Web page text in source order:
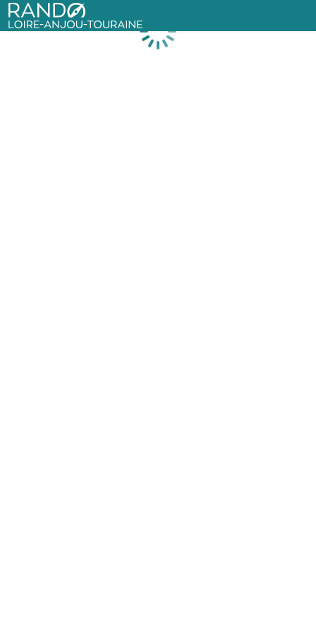
Rando Loire-Anjou-Touraine
Chargement